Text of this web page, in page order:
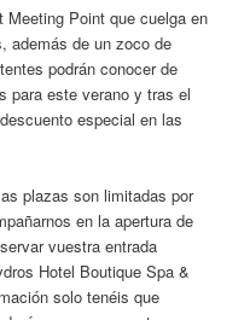
Point que cuelga en
además de un zoco de
podrán conocer de
para este verano y tras el
especial en las
plazas son limitadas por
en la apertura de
vuestra entrada
Hotel Boutique Spa &
solo tenéis que